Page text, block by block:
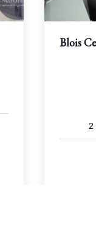
2